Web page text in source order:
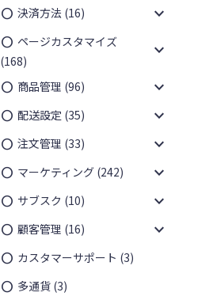
決済方法 (16) expand_more
ページカスタマイズ
(168)
expand_more
商品管理 (96) expand_more
配送設定 (35) expand_more
注文管理 (33) expand_more
マーケティング (242) expand_more
サブスク (10) expand_more
顧客管理 (16) expand_more
カスタマーサポート (3)
多通貨 (3)